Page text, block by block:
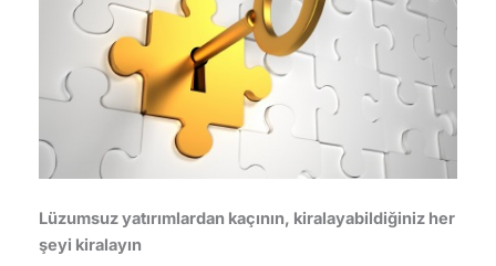
Lüzumsuz yatırımlardan kaçının, kiralayabildiğiniz her
şeyi kiralayın